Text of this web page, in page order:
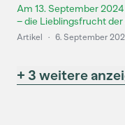
Am 13. September
– die Lieblingsfrucht der
Artikel · 6. September
+ 3 weitere